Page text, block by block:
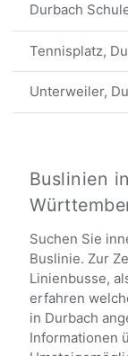
Durbach
Tennisplatz,
Unterweiler,
Ebersweier
Stöcken,
Ebersweier
Haus Vier
Säge, Durbach
Buslinien
Suchen Sie
Buslinie. Zur
Linienbusse,
erfahren
in Durbach
Informationen